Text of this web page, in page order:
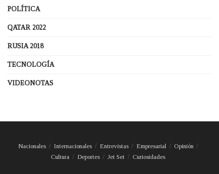
POLÍTICA
QATAR 2022
RUSIA 2018
TECNOLOGÍA
VIDEONOTAS
Nacionales Internacionales Entrevistas Empresarial
Opinión
Cultura
Deportes Jet Set Curiosidades